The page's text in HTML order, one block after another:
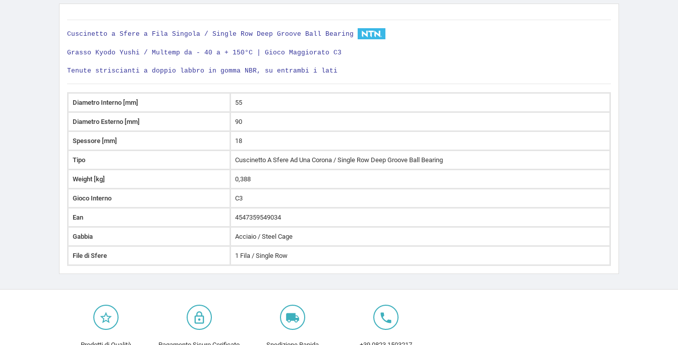
Cuscinetto a Sfere a Fila Singola / Single Row Deep Groove Ball Bearing
Grasso Kyodo Yushi / Multemp da - 40 a + 150°C | Gioco Maggiorato C3
Tenute striscianti a doppio labbro in gomma NBR, su entrambi i lati
Diametro Interno [mm] 55
Diametro Esterno [mm] 90
Spessore [mm] 18
Tipo Cuscinetto A Sfere Ad Una Corona / Single Row Deep Groove Ball Bearing
Weight [kg] 0,388
Gioco Interno C3
Ean 4547359549034
Gabbia Acciaio / Steel Cage
File di Sfere 1 Fila / Single Row
star_border lock_outline local_shipping local_phone